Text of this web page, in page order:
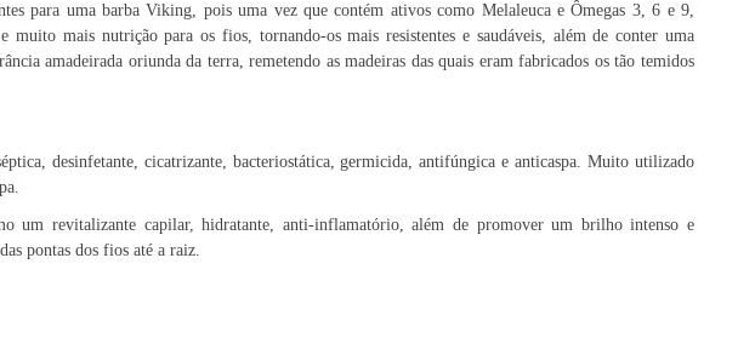
para uma barba Viking, pois uma vez que contém ativos como Melaleuca e Ômegas 3, 6 e 9,
muito mais nutrição para os fios, tornando-os mais resistentes e saudáveis, além de conter uma
amadeirada oriunda da terra, remetendo as madeiras das quais eram fabricados os tão temidos
desinfetante, cicatrizante, bacteriostática, germicida, antifúngica e anticaspa. Muito utilizado
um revitalizante capilar, hidratante, anti-inflamatório, além de promover um brilho intenso e
pontas dos fios até a raiz.